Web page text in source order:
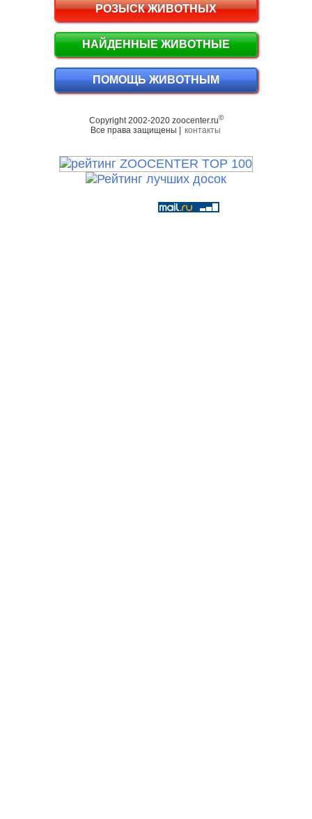
РОЗЫСК ЖИВОТНЫХ
НАЙДЕННЫЕ ЖИВОТНЫЕ
ПОМОЩЬ ЖИВОТНЫМ
Copyright 2002-2020 zoocenter.ru©
Все права защищены | контакты